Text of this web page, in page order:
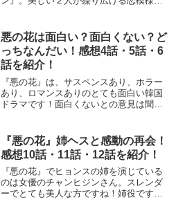
150作品以上見てきた私がハマった『マイ
デーモン』につ...
悪の花は面白い？面白くない？ど
っちなんだい！感想4話・5話・6
話を紹介！
『悪の花』は、サスペンスあり、ホラー
あり、ロマンスありのとても面白い韓国
ドラマです！面白くないとの意見は聞い
ること間違いなし！ぜひ最後までご覧く
ださいね！
『悪の花』姉ヘスと感動の再会！
感想10話・11話・12話を紹介！
『悪の花』でヒョンスの姉を演じている
のは女優のチャンヒジンさん。スレンダ
ーでとても美人な方ですね！姉役です